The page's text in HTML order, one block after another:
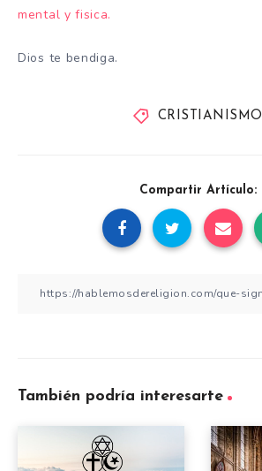
mental y fisica.
Dios te bendiga.
CRISTIANISMO
Compartir Artículo:
También podría interesarte